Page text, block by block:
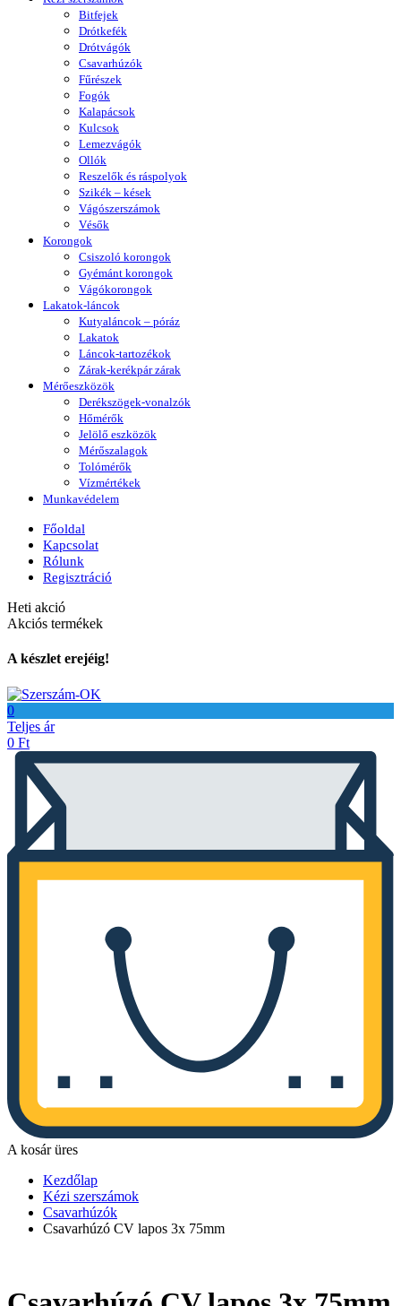
Bitfejek
Drótkefék
Drótvágók
Csavarhúzók
Fűrészek
Fogók
Kalapácsok
Kulcsok
Lemezvágók
Ollók
Reszelők és ráspolyok
Szikék – kések
Vágószerszámok
Vésők
Korongok
Csiszoló korongok
Gyémánt korongok
Vágókorongok
Lakatok-láncok
Kutyaláncok – póráz
Lakatok
Láncok-tartozékok
Zárak-kerékpár zárak
Mérőeszközök
Derékszögek-vonalzók
Hőmérők
Jelölő eszközök
Mérőszalagok
Tolómérők
Vízmértékek
Munkavédelem
Főoldal
Kapcsolat
Rólunk
Regisztráció
Heti akció
Akciós termékek
A készlet erejéig!
0
Teljes ár
0 Ft
A kosár üres
Kezdőlap
Kézi szerszámok
Csavarhúzók
Csavarhúzó CV lapos 3x 75mm